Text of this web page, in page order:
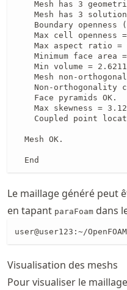
Mesh has 3
Mesh has 3
Boundary openness
Max cell openness
Max aspect ratio =
Minimum face area
Min volume =
Mesh non-
Non-orthogonality
    Face pyramids OK.
Max skewness =
Coupled point
  Mesh OK.
  End
Le maillage généré peut
en tapant paraFoam dans
user@user123:~/
Visualisation des meshs
Pour visualiser le